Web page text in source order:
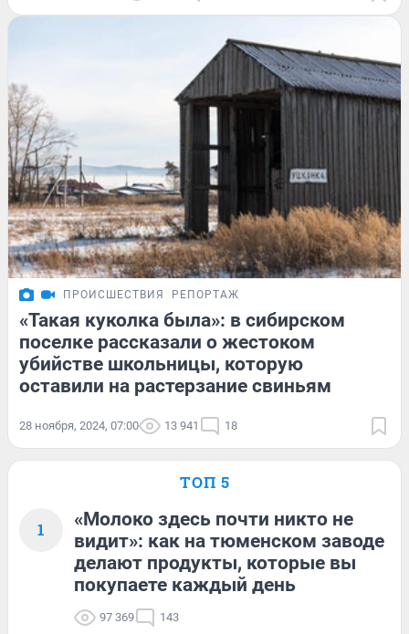
ПРОИСШЕСТВИЯ РЕПОРТАЖ
«Такая куколка была»: в сибирском
поселке рассказали о жестоком
убийстве школьницы, которую
оставили на растерзание свиньям
28 ноября, 2024, 07:00 13 941 18
ТОП 5
1
«Молоко здесь почти никто не
видит»: как на тюменском заводе
делают продукты, которые вы
покупаете каждый день
97 369 143